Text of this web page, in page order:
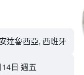
日 週五